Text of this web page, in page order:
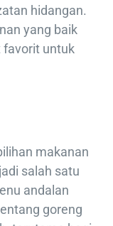
hidangan.
yang baik
favorit untuk
makanan
salah satu
andalan
goreng